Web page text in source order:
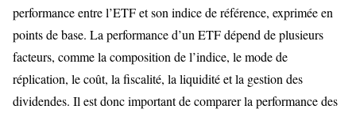
performance entre l’ETF et son indice de référence, exprimée en
points de base. La performance d’un ETF dépend de plusieurs
facteurs, comme la composition de l’indice, le mode de
réplication, le coût, la fiscalité, la liquidité et la gestion des
dividendes. Il est donc important de comparer la performance des